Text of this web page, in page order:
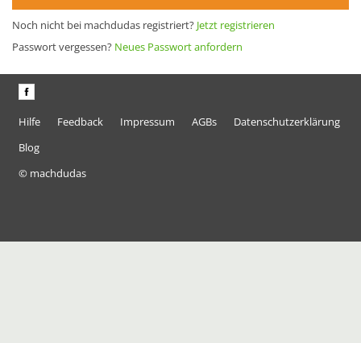
Noch nicht bei machdudas registriert? Jetzt registrieren
Passwort vergessen? Neues Passwort anfordern
Hilfe Feedback Impressum AGBs
Datenschutzerklärung
Blog
© machdudas